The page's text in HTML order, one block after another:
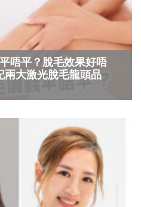
唔平？脫毛效果好唔
大激光脫毛龍頭品